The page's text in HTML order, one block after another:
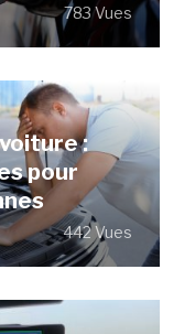
783 Vues
:
pour
442 Vues